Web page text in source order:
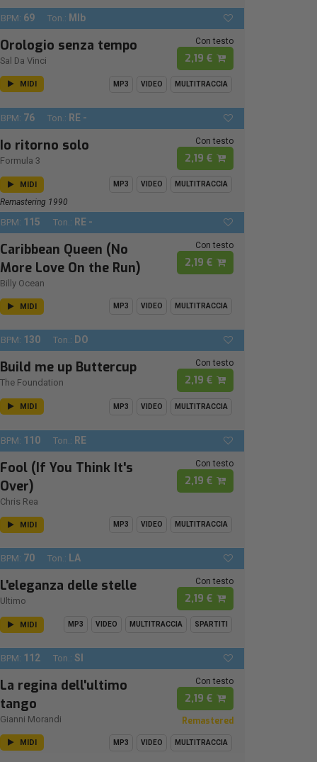
BPM: 69 Ton.: MIb
Orologio senza tempo
Sal Da Vinci
Con testo
2,19 €
MIDI MP3 VIDEO MULTITRACCIA
BPM: 76 Ton.: RE -
Io ritorno solo
Formula 3
Con testo
2,19 €
MIDI MP3 VIDEO MULTITRACCIA
Remastering 1990
BPM: 115 Ton.: RE -
Caribbean Queen (No
More Love On the Run)
Billy Ocean
Con testo
2,19 €
MIDI MP3 VIDEO MULTITRACCIA
BPM: 130 Ton.: DO
Build me up Buttercup
The Foundation
Con testo
2,19 €
MIDI MP3 VIDEO MULTITRACCIA
BPM: 110 Ton.: RE
Fool (If You Think It's
Over)
Chris Rea
Con testo
2,19 €
MIDI MP3 VIDEO MULTITRACCIA
BPM: 70 Ton.: LA
L'eleganza delle stelle
Ultimo
Con testo
2,19 €
MIDI MP3 VIDEO MULTITRACCIA SPARTITI
BPM: 112 Ton.: SI
La regina dell'ultimo
tango
Gianni Morandi
Con testo
2,19 €
Remastered
MIDI MP3 VIDEO MULTITRACCIA